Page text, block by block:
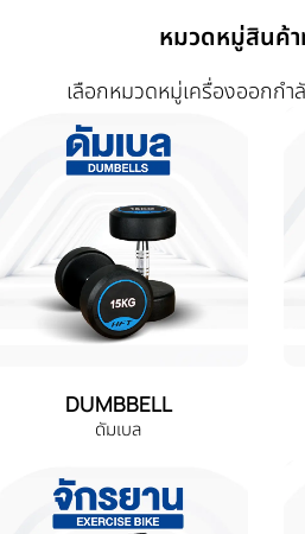
หมวดหมู่สินค้
เลือกหมวดหมู่เครื่องออกก
DUMBBELL
ดัมเบล